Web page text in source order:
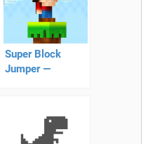
Super Block
Jumper —